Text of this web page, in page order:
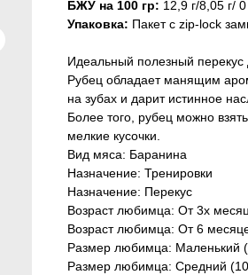
БЖУ на 100 гр: 12,9 г/8,05 г/ 0
Упаковка: Пакет с zip-lock
Идеальный полезный
Рубец обладает манящим
на зубах и дарит истинное
Более того, рубец можно
мелкие кусочки.
Вид мяса: Баранина
Назначение: Тренировки
Назначение: Перекус
Возраст любимца: От 3х
Возраст любимца: От 6
Размер любимца: Маленький
Размер любимца: Средний